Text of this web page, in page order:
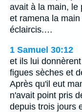
avait à la main, le
et ramena la
éclaircis.…
1 Samuel 30:12
et ils lui
figues sèches et
Après qu'il eut
n'avait point pris
depuis trois jours